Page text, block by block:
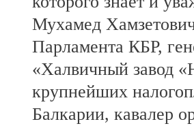
Мухамед
Парламента КБР,
«Халвичный завод
крупнейших
Балкарии, кавалер